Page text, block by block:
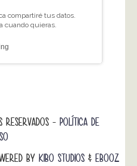
- POLÍTICA DE
BY KIBO STUDIOS & EBOOZ